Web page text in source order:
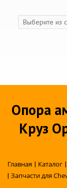
Опора
Круз
Главная | Каталог |
| Запчасти для